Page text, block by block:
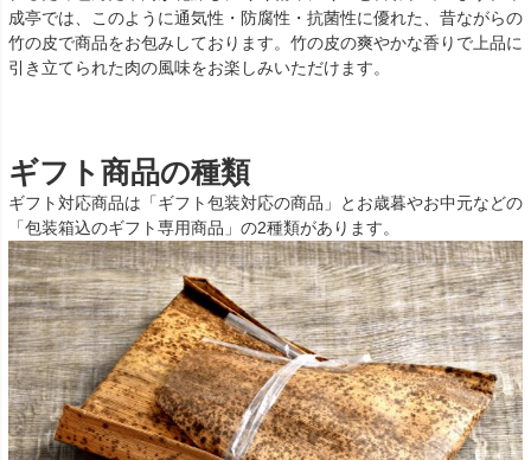
成亭では、このように通気性・防腐性・抗菌性に優れた、昔ながらの
竹の皮で商品をお包みしております。竹の皮の爽やかな香りで上品に
引き立てられた肉の風味をお楽しみいただけます。
ギフト商品の種類
ギフト対応商品は「ギフト包装対応の商品」とお歳暮やお中元などの
「包装箱込のギフト専用商品」の2種類があります。